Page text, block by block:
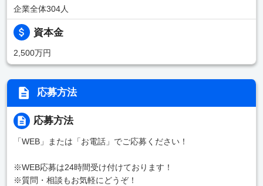
企業全体304人
資本金
2,500万円
応募方法
応募方法
「WEB」または「お電話」でご応募ください！
※WEB応募は24時間受け付けております！
※質問・相談もお気軽にどうぞ！